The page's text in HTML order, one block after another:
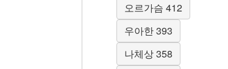
오르가슴 412
우아한 393
나체상 358